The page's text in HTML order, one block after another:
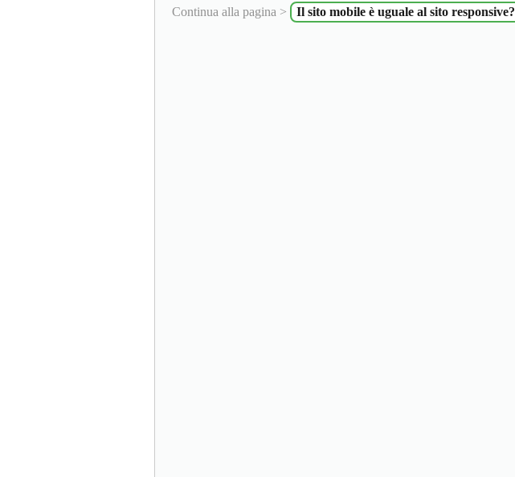
Continua alla pagina > Il sito mobile è uguale al sito responsive?